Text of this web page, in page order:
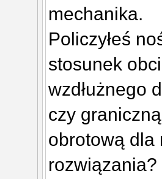
mechanika.
Policzyłeś
stosunek
wzdłużnego
czy
obrotową dla
rozwiązania?